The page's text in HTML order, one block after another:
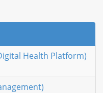
Health Platform)